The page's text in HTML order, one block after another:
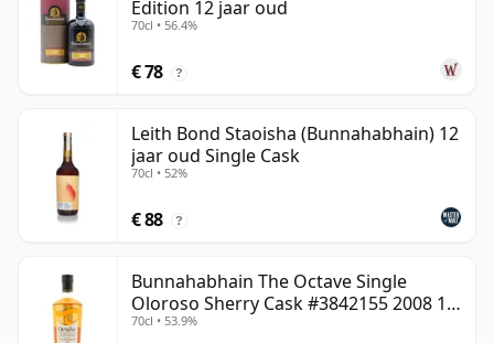
Edition 12 jaar oud
70cl • 56.4%
€ 78 ?
Leith Bond Staoisha (Bunnahabhain) 12
jaar oud Single Cask
70cl • 52%
€ 88 ?
Bunnahabhain The Octave Single
Oloroso Sherry Cask #3842155 2008 15
jaar oud
70cl • 53.9%